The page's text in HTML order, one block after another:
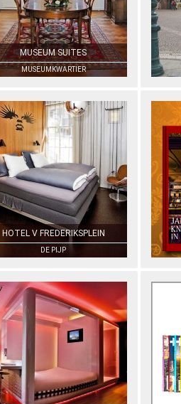
MUSEUM SUITES
MUSEUMKWARTIER
HOTEL V FREDERIKSPLEIN
DE PIJP